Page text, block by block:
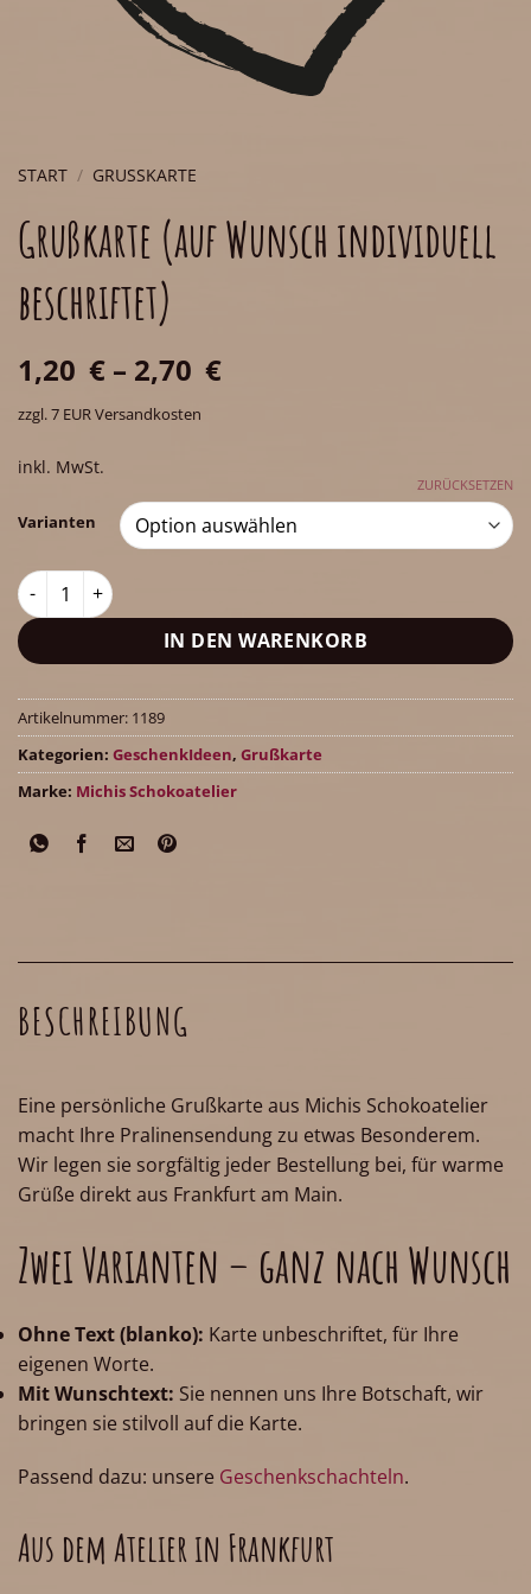
START / GRUSSKARTE
Grußkarte (auf Wunsch individuell
beschriftet)
1,20 € – 2,70 €
zzgl. 7 EUR Versandkosten
inkl. MwSt.
Varianten
ZURÜCKSETZEN
Grußkarte (auf Wunsch individuell beschriftet) Menge
IN DEN WARENKORB
Artikelnummer: 1189
Kategorien: GeschenkIdeen, Grußkarte
Marke: Michis Schokoatelier
BESCHREIBUNG
Eine persönliche Grußkarte aus Michis Schokoatelier
macht Ihre Pralinensendung zu etwas Besonderem.
Wir legen sie sorgfältig jeder Bestellung bei, für warme
Grüße direkt aus Frankfurt am Main.
Zwei Varianten – ganz nach Wunsch
Ohne Text (blanko): Karte unbeschriftet, für Ihre
eigenen Worte.
Mit Wunschtext: Sie nennen uns Ihre Botschaft, wir
bringen sie stilvoll auf die Karte.
Passend dazu: unsere Geschenkschachteln.
Aus dem Atelier in Frankfurt